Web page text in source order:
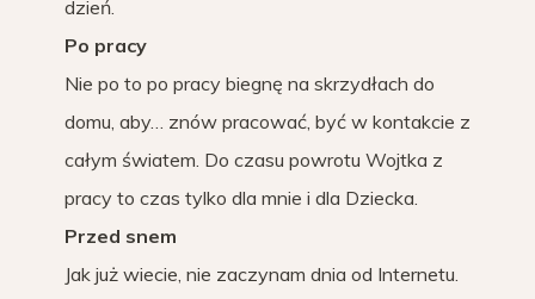
dzień.
Po pracy
Nie po to po pracy biegnę na skrzydłach do
domu, aby… znów pracować, być w kontakcie z
całym światem. Do czasu powrotu Wojtka z
pracy to czas tylko dla mnie i dla Dziecka.
Przed snem
Jak już wiecie, nie zaczynam dnia od Internetu.